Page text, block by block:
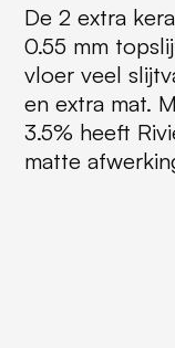
De 2 extra
0.55 mm
vloer veel
en extra mat.
3.5% heeft
matte